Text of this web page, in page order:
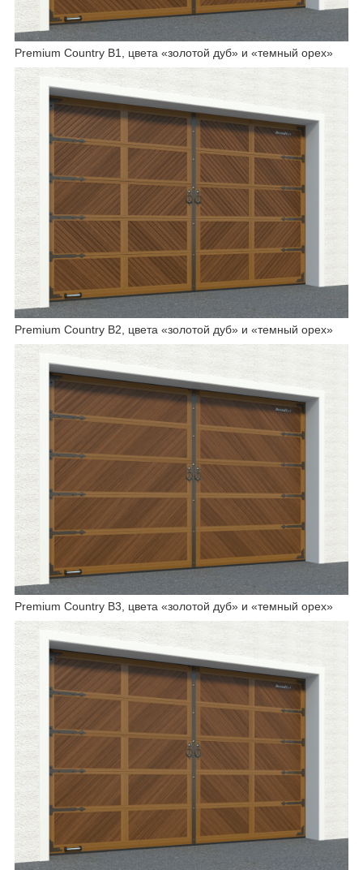
Premium Country B1, цвета «золотой дуб» и «темный орех»
Premium Country B2, цвета «золотой дуб» и «темный орех»
Premium Country B3, цвета «золотой дуб» и «темный орех»